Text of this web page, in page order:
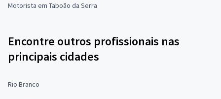
Motorista em Taboão da Serra
Encontre outros profissionais nas
principais cidades
Rio Branco